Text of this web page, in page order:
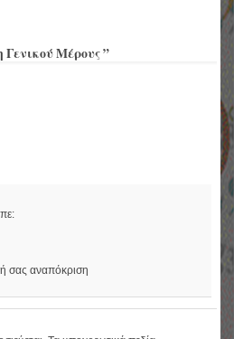
Γενικού Μέρους ”
σας αναπόκριση